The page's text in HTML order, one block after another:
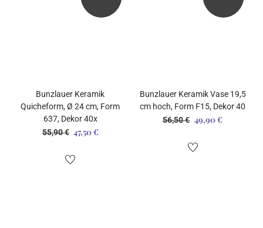
Bunzlauer Keramik
Quicheform, Ø 24 cm, Form
637, Dekor 40x
55,90€ Ursprünglicher
war:
47,50€Aktueller
Bunzlauer Keramik Vase 19,5
cm hoch, Form F15, Dekor 40
56,50€ Ursprünglicher
war:
49,90€Aktueller